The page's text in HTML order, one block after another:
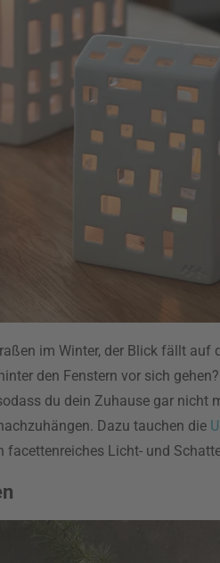
im Winter, der Blick fällt auf
den Fenstern vor sich
du dein Zuhause gar nicht
Dazu tauchen die
facettenreiches Licht- und